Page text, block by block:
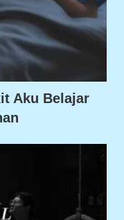
Aku Belajar